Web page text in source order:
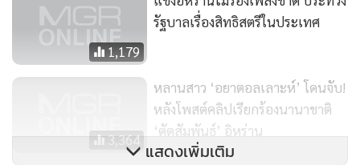
1,179
รัฐบาลเรื่องสิทธิสตรีในประเทศ
3,364
หลานสาว ‘อยาตอลเลาะห์’ โดนจับ!
หลังโพสต์คลิปเรียกร้องนานาชาติ
‘ตัดสัมพันธ์’ อิหร่าน
แสดงเพิ่มเติม